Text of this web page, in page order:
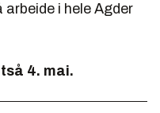
i hele Agder
4. mai.